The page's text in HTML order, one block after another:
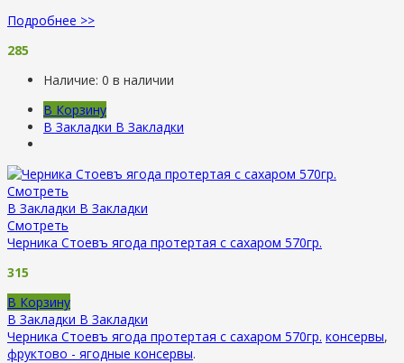
Подробнее >>
285
Наличие: 0 в наличии
В Корзину
В Закладки В Закладки
Смотреть
В Закладки В Закладки
Смотреть
Черника Стоевъ ягода протертая с сахаром 570гр.
315
В Корзину
В Закладки В Закладки
Черника Стоевъ ягода протертая с сахаром 570гр. консервы,
фруктово - ягодные консервы.